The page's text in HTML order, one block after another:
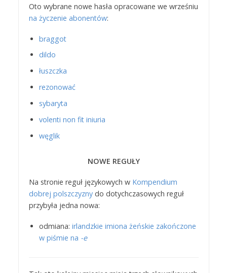
Oto wybrane nowe hasła opracowane we wrześniu
na życzenie abonentów:
braggot
dildo
łuszczka
rezonować
sybaryta
volenti non fit iniuria
węglik
NOWE REGUŁY
Na stronie reguł językowych w Kompendium
dobrej polszczyznydo dotychczasowych reguł
przybyła jedna nowa:
odmiana: irlandzkie imiona żeńskie zakończone
w piśmie na -e